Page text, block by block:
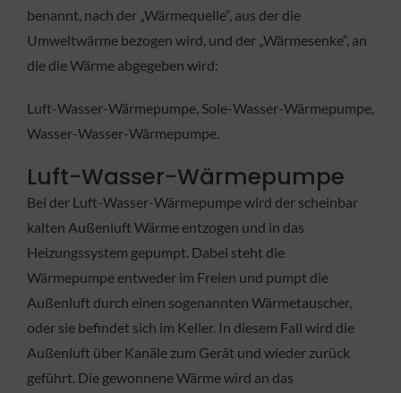
benannt, nach der „Wärmequelle“, aus der die
Umweltwärme bezogen wird, und der „Wärmesenke“, an
die die Wärme abgegeben wird:
Luft-Wasser-Wärmepumpe, Sole-Wasser-Wärmepumpe,
Wasser-Wasser-Wärmepumpe.
Luft-Wasser-Wärmepumpe
Bei der Luft-Wasser-Wärmepumpe wird der scheinbar
kalten Außenluft Wärme entzogen und in das
Heizungssystem gepumpt. Dabei steht die
Wärmepumpe entweder im Freien und pumpt die
Außenluft durch einen sogenannten Wärmetauscher,
oder sie befindet sich im Keller. In diesem Fall wird die
Außenluft über Kanäle zum Gerät und wieder zurück
geführt. Die gewonnene Wärme wird an das